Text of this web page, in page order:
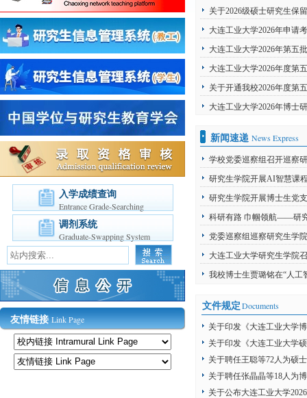
入学成绩查询
Entrance Grade-Searching
调剂系统
Graduate-Swapping System
友情链接Link Page
关于2026级硕士研究生保
大连工业大学2026年申请
大连工业大学2026年第五
大连工业大学2026年度第
关于开通我校2026年度第
大连工业大学2026年博士
新闻速递 News Express
学校党委巡察组召开巡察
研究生学院开展AI智慧课
研究生学院开展博士生党
科研有路 巾帼领航——研
党委巡察组巡察研究生学
大连工业大学研究生学院
我校博士生贾璐铭在“人工
文件规定 Documents
关于印发《大连工业大学博
关于印发《大连工业大学硕
关于聘任王聪等72人为硕士
关于聘任张晶晶等18人为博
关于公布大连工业大学2026